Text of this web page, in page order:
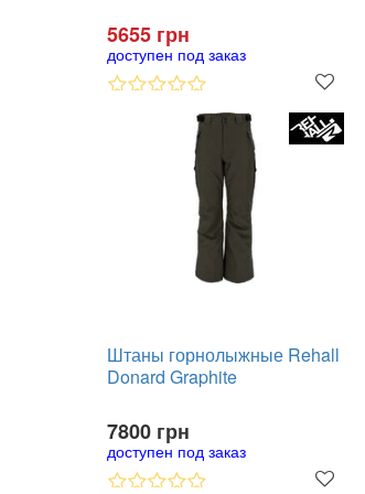
5655 грн
доступен под заказ
Штаны горнолыжные Rehall
Donard Graphite
7800 грн
доступен под заказ